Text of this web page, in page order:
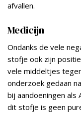
afvallen.
Medicijn
Ondanks de vele
stofje ook zijn
vele middeltjes
onderzoek gedaan
bij aandoeningen als
dit stofje is geen